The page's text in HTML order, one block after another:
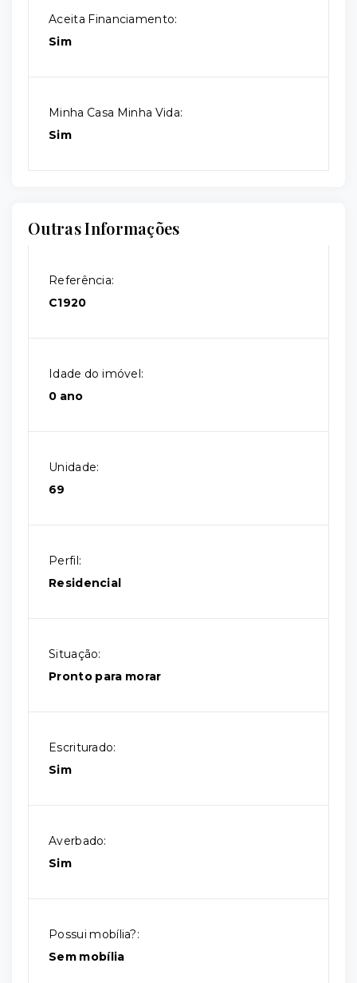
Aceita Financiamento:
Sim
Minha Casa Minha Vida:
Sim
Outras Informações
Referência:
C1920
Idade do imóvel:
0 ano
Unidade:
69
Perfil:
Residencial
Situação:
Pronto para morar
Escriturado:
Sim
Averbado:
Sim
Possui mobília?:
Sem mobília